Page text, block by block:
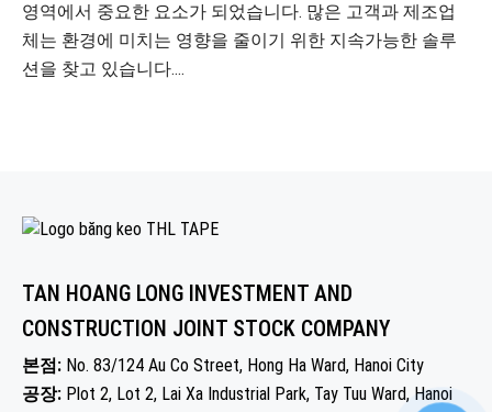
영역에서 중요한 요소가 되었습니다. 많은 고객과 제조업
체는 환경에 미치는 영향을 줄이기 위한 지속가능한 솔루
션을 찾고 있습니다....
TAN HOANG LONG INVESTMENT AND
CONSTRUCTION JOINT STOCK COMPANY
본점: No. 83/124 Au Co Street, Hong Ha Ward, Hanoi City
공장: Plot 2, Lot 2, Lai Xa Industrial Park, Tay Tuu Ward, Hanoi